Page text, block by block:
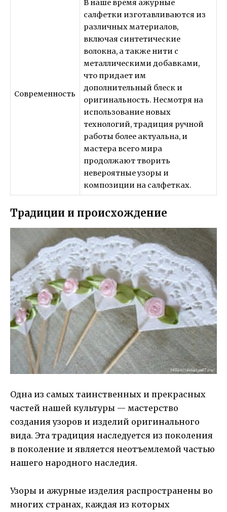
Современность
В наше время ажурные
салфетки изготавливаются из
различных материалов,
включая синтетические
волокна, а также нити с
металлическими добавками,
что придает им
дополнительный блеск и
оригинальность. Несмотря на
использование новых
технологий, традиция ручной
работы более актуальна, и
мастера всего мира
продолжают творить
невероятные узоры и
композиции на салфетках.
Традиции и происхождение
Одна из самых таинственных и прекрасных
частей нашей культуры — мастерство
создания узоров и изделий оригинального
вида. Эта традиция наследуется из поколения
в поколение и является неотъемлемой частью
нашего народного наследия.
Узоры и ажурные изделия распространены во
многих странах, каждая из которых